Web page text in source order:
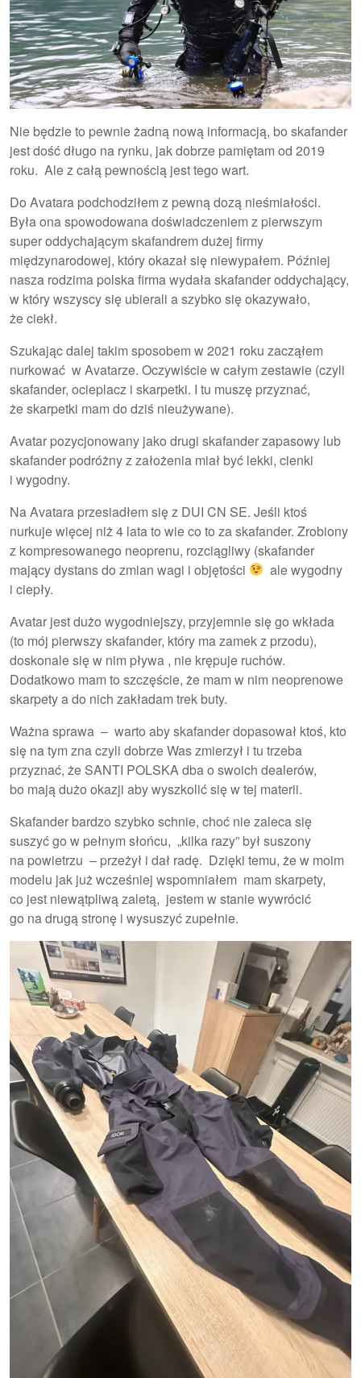
Nie będzie to pewnie żadną nową informacją, bo skafander
jest dość długo na rynku, jak dobrze pamiętam od 2019
roku. Ale z całą pewnością jest tego wart.
Do Avatara podchodziłem z pewną dozą nieśmiałości.
Była ona spowodowana doświadczeniem z pierwszym
super oddychającym skafandrem dużej firmy
międzynarodowej, który okazał się niewypałem. Później
nasza rodzima polska firma wydała skafander oddychający,
w który wszyscy się ubierali a szybko się okazywało,
że ciekł.
Szukając dalej takim sposobem w 2021 roku zacząłem
nurkować w Avatarze. Oczywiście w całym zestawie (czyli
skafander, ocieplacz i skarpetki. I tu muszę przyznać,
że skarpetki mam do dziś nieużywane).
Avatar pozycjonowany jako drugi skafander zapasowy lub
skafander podróżny z założenia miał być lekki, cienki
i wygodny.
Na Avatara przesiadłem się z DUI CN SE. Jeśli ktoś
nurkuje więcej niż 4 lata to wie co to za skafander. Zrobiony
z kompresowanego neoprenu, rozciągliwy (skafander
mający dystans do zmian wagi i objętości
ale wygodny
i ciepły.
Avatar jest dużo wygodniejszy, przyjemnie się go wkłada
(to mój pierwszy skafander, który ma zamek z przodu),
doskonale się w nim pływa , nie krępuje ruchów.
Dodatkowo mam to szczęście, że mam w nim neoprenowe
skarpety a do nich zakładam trek buty.
Ważna sprawa – warto aby skafander dopasował ktoś, kto
się na tym zna czyli dobrze Was zmierzył i tu trzeba
przyznać, że SANTI POLSKA dba o swoich dealerów,
bo mają dużo okazji aby wyszkolić się w tej materii.
Skafander bardzo szybko schnie, choć nie zaleca się
suszyć go w pełnym słońcu, „kilka razy” był suszony
na powietrzu – przeżył i dał radę. Dzięki temu, że w moim
modelu jak już wcześniej wspomniałem mam skarpety,
co jest niewątpliwą zaletą, jestem w stanie wywrócić
go na drugą stronę i wysuszyć zupełnie.